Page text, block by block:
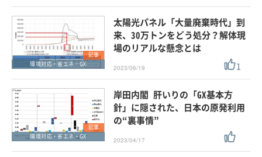
記事
環境対応・省エネ・GX
太陽光パネル「大量廃棄時代」到
来、30万トンをどう処分？解体現
場のリアルな懸念とは
2023/06/19 1
記事
環境対応・省エネ・GX
岸田内閣 肝いりの「GX基本方
針」に隠された、日本の原発利用
の“裏事情”
2023/04/17